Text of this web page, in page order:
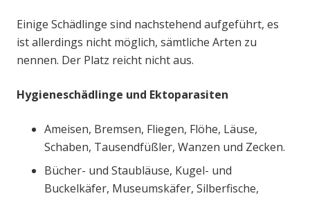
Einige Schädlinge sind nachstehend aufgeführt, es
ist allerdings nicht möglich, sämtliche Arten zu
nennen. Der Platz reicht nicht aus.
Hygieneschädlinge und Ektoparasiten
Ameisen, Bremsen, Fliegen, Flöhe, Läuse,
Schaben, Tausendfüßler, Wanzen und Zecken.
Bücher- und Staubläuse, Kugel- und
Buckelkäfer, Museumskäfer, Silberfische,